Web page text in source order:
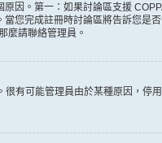
因。第一：如果討論區支援
您完成註冊時討論區將告訴您
麼請聯絡管理員。
有可能管理員由於某種原因，